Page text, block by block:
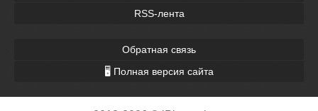
RSS-лента
Обратная связь
🖥 Полная версия сайта